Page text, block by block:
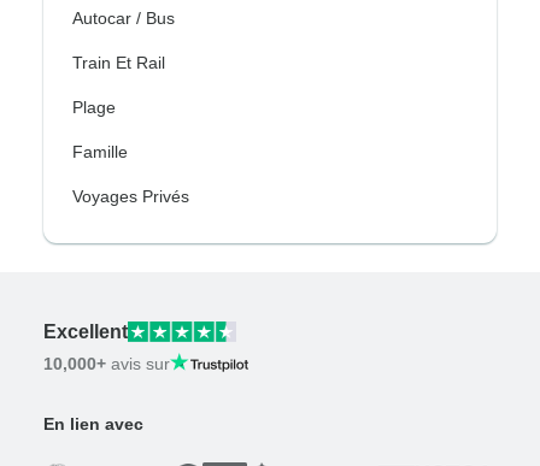
Autocar / Bus
Train Et Rail
Plage
Famille
Voyages Privés
Excellent
10,000+ avis sur
En lien avec